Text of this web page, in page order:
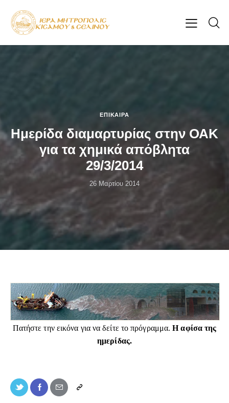
ΕΠΊΚΑΙΡΑ
Ημερίδα διαμαρτυρίας στην ΟΑΚ
για τα χημικά απόβλητα
29/3/2014
26 Μαρτίου 2014
Πατήστε την εικόνα για να δείτε το πρόγραμμα. Η αφίσα της
ημερίδας.